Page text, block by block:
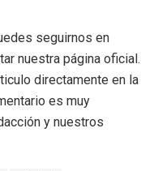
seguirnos en
nuestra página oficial.
directamente en la
es muy
y nuestros